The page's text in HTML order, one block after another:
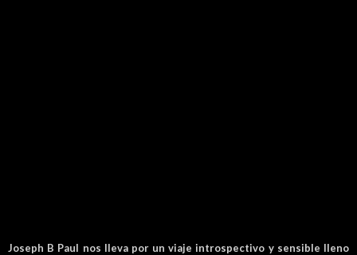
Joseph B Paul nos lleva por un viaje introspectivo y sensible lleno